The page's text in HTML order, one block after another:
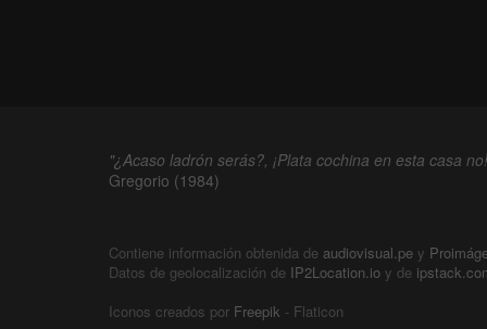
"¿Acaso ladrón serás?, ¡Plata cochina en esta casa
Gregorio (1984)
Contiene información obtenida de audiovisual.pe y
Datos de geolocalización de IP2Location.io y de
Iconos creados por Freepik - Flaticon